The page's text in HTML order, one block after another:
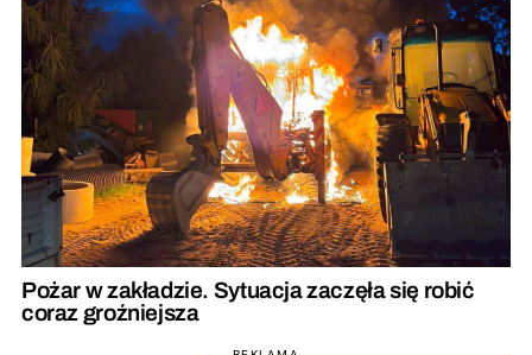
Pożar w zakładzie. Sytuacja zaczęła się robić
coraz groźniejsza